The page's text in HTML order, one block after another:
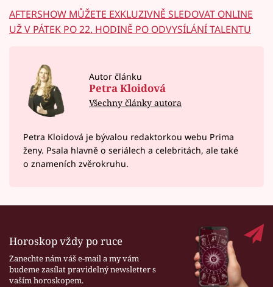
AFTERSHOW MŮŽETE EXKLUZIVNĚ SLEDOVAT ONLINE
UŽ V PÁTEK PO 22. HODINĚ PO ODVYSÍLÁNÍ TALENTU
Autor článku
Petra Kloidová
Všechny články autora
Petra Kloidová je bývalou redaktorkou webu Prima
ženy. Psala hlavně o seriálech a celebritách, ale také
o znameních zvěrokruhu.
Horoskop vždy po ruce
Zanechte nám váš e-mail a my vám
budeme zasílat pravidelný newsletter s
vaším horoskopem.